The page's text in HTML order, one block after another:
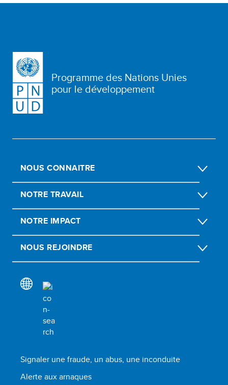
Programme des Nations Unies
pour le développement
NOUS CONNAITRE
NOTRE TRAVAIL
NOTRE IMPACT
NOUS REJOINDRE
Signaler une fraude, un abus, une inconduite
Alerte aux arnaques